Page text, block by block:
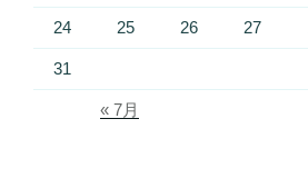
24 25 26 27
31
« 7月